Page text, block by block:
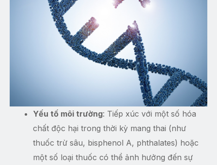
Yếu tố môi trường: Tiếp xúc với một số hóa
chất độc hại trong thời kỳ mang thai (như
thuốc trừ sâu, bisphenol A, phthalates) hoặc
một số loại thuốc có thể ảnh hưởng đến sự